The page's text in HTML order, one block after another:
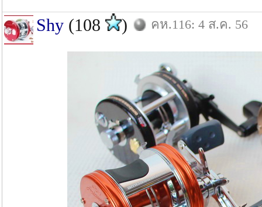
Shy (108 ) คห.116: 4 ส.ค. 56